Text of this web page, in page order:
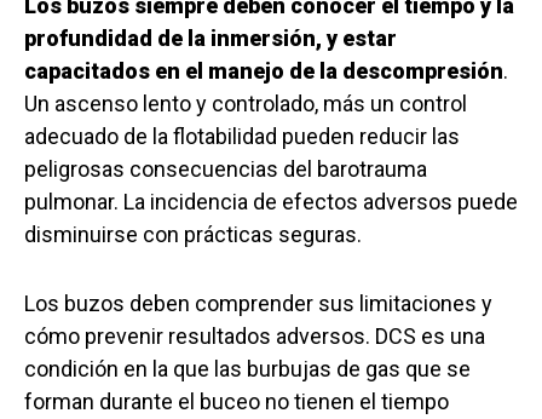
profundidad de la inmersión, y estar
capacitados en el manejo de la descompresión.
Un ascenso lento y controlado, más un control
adecuado de la flotabilidad pueden reducir las
peligrosas consecuencias del barotrauma
pulmonar. La incidencia de efectos adversos puede
disminuirse con prácticas seguras.
Los buzos deben comprender sus limitaciones y
cómo prevenir resultados adversos. DCS es una
condición en la que las burbujas de gas que se
forman durante el buceo no tienen el tiempo